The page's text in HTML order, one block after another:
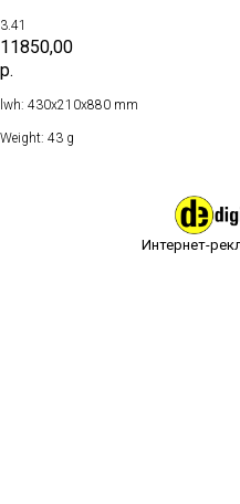
3.41
11850,00
р.
lwh: 430x210x880 mm
Weight: 43 g
Интернет-